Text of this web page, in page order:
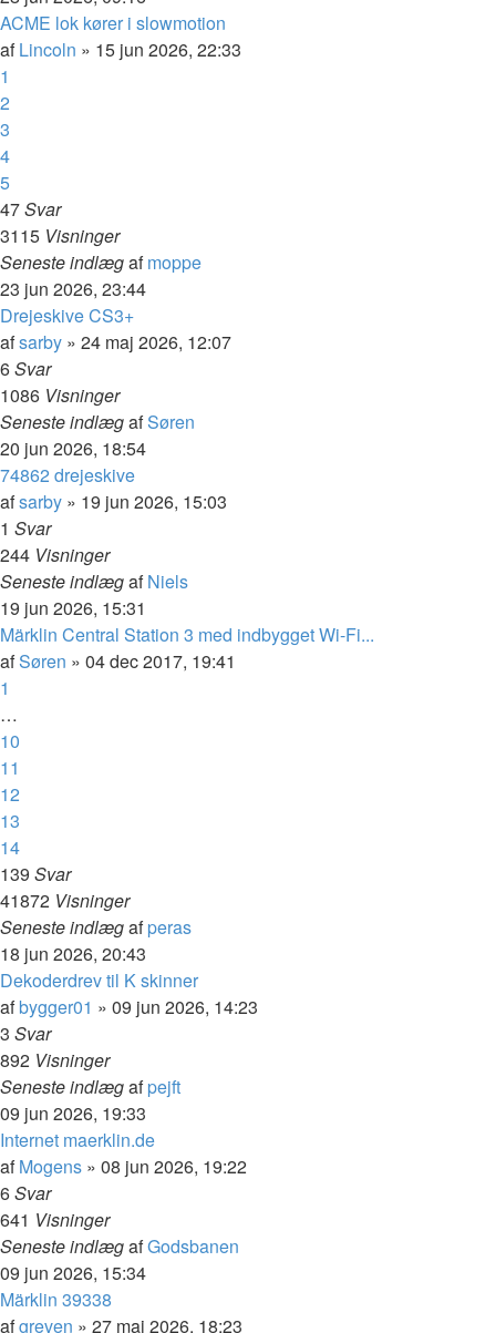
ACME lok kører i slowmotion
afLincoln » 15 jun 2026, 22:33
1
2
3
4
5
47Svar
3115 Visninger
Seneste indlægafmoppe
23 jun 2026, 23:44
Drejeskive CS3+
afsarby » 24 maj 2026, 12:07
6Svar
1086 Visninger
Seneste indlægafSøren
20 jun 2026, 18:54
74862 drejeskive
afsarby » 19 jun 2026, 15:03
1 Svar
244 Visninger
Seneste indlægafNiels
19 jun 2026, 15:31
Märklin Central Station 3 med indbygget Wi-Fi...
afSøren » 04 dec 2017, 19:41
1
…
10
11
12
13
14
139 Svar
41872 Visninger
Seneste indlægafperas
18 jun 2026, 20:43
Dekoderdrev til K skinner
afbygger01 » 09 jun 2026, 14:23
3 Svar
892 Visninger
Seneste indlægafpejft
09 jun 2026, 19:33
Internet maerklin.de
afMogens » 08 jun 2026, 19:22
6Svar
641 Visninger
Seneste indlægafGodsbanen
09 jun 2026, 15:34
Märklin 39338
afgreven » 27 maj 2026, 18:23